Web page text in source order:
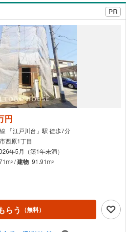
PR
円
「江戸川台」駅 徒歩7分
西原1丁目
年5月（築1年未満）
2 /建物 91.91m2
らう （無料）